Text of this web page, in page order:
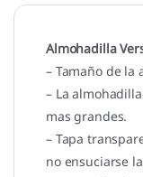
Almohadilla
– Tamaño de la
– La
mas grandes.
– Tapa
no ensuciarse